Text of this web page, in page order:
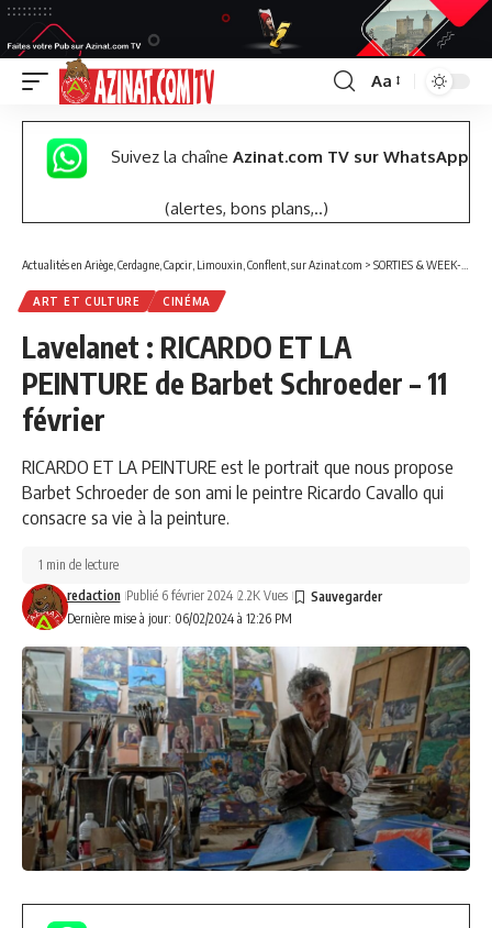
Font
Resizer
Aa
Suivez la chaîne Azinat.com TV sur WhatsApp
(alertes, bons plans,..)
Actualités en Ariège, Cerdagne, Capcir, Limouxin, Conflent, sur Azinat.com > SORTIES & WEEK-END
ART ET CULTURE CINÉMA
Lavelanet : RICARDO ET LA
PEINTURE de Barbet Schroeder – 11
février
RICARDO ET LA PEINTURE est le portrait que nous propose
Barbet Schroeder de son ami le peintre Ricardo Cavallo qui
consacre sa vie à la peinture.
Dernière mise à jour: 06/02/2024 à 12:26 PM
redaction Publié 6 février 2024 2.2K Vues
1 min de lecture